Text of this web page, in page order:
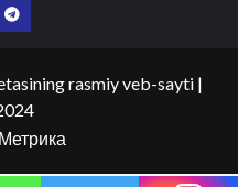
Telegram
rasmiy veb-sayti |